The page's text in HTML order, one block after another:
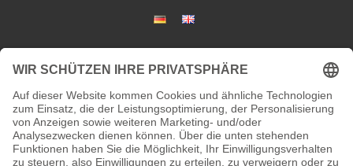
DATENSCHUTZ
KONTAKT
Adresse:Kaiserstraße 67/69
41061 Mönchengladbach